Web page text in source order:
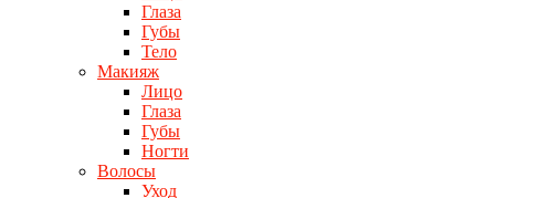
Глаза
Губы
Тело
Макияж
Лицо
Глаза
Губы
Ногти
Волосы
Уход